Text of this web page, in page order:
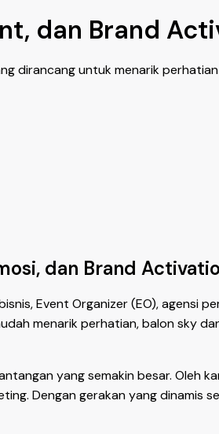
dan Brand
dirancang untuk menarik
dan Brand
Event Organizer (EO), agensi
menarik perhatian, balon sky
yang semakin besar. Oleh
Dengan gerakan yang dinamis